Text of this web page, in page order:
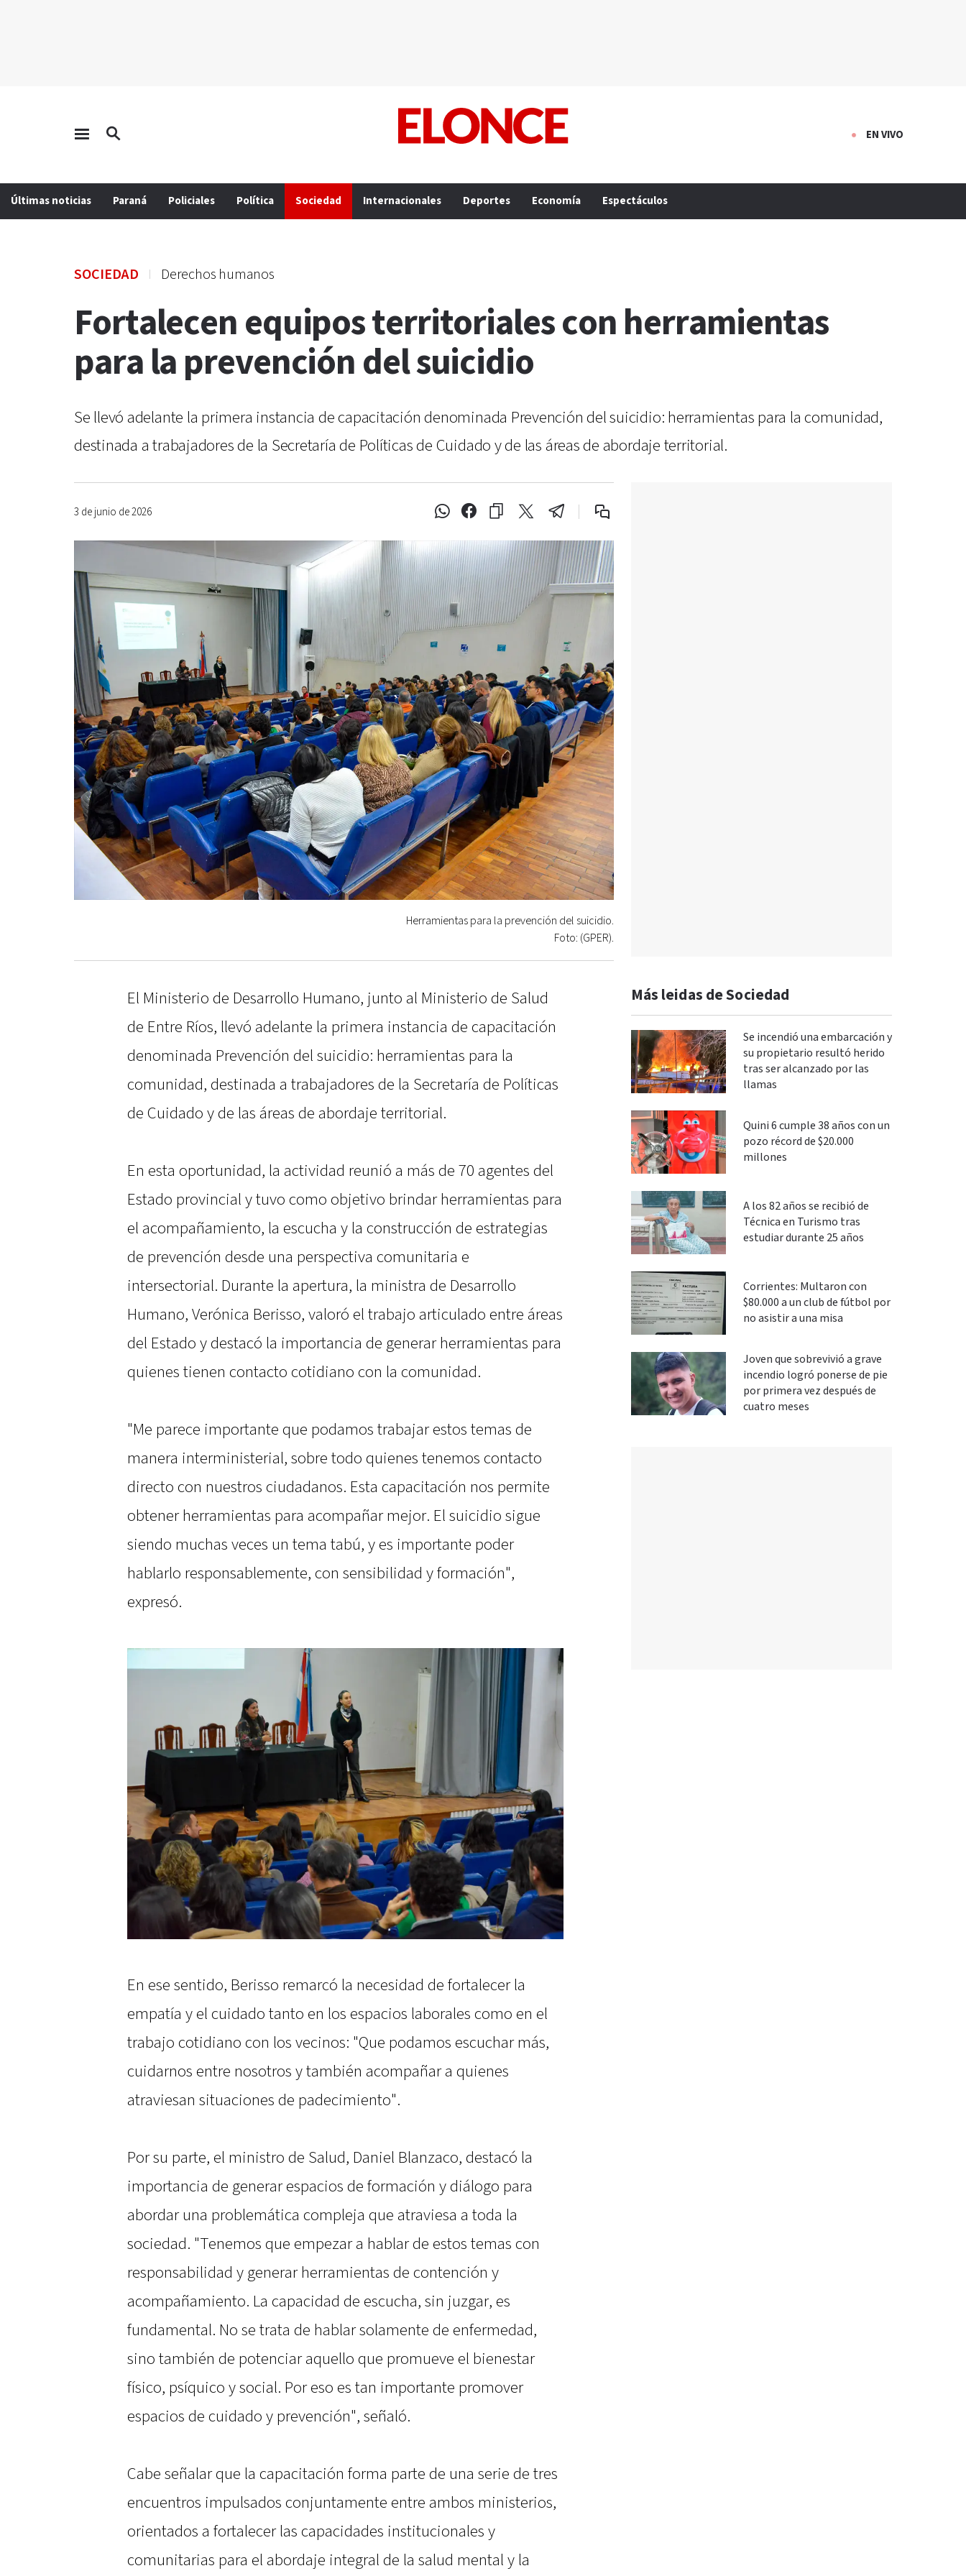
EN VIVO
Últimas noticias Paraná Policiales Política Sociedad Internacionales Deportes Economía Espectáculos
SOCIEDAD Derechos humanos
Fortalecen equipos territoriales con herramientas
para la prevención del suicidio
Se llevó adelante la primera instancia de capacitación denominada Prevención del suicidio: herramientas para la comunidad,
destinada a trabajadores de la Secretaría de Políticas de Cuidado y de las áreas de abordaje territorial.
3 de junio de 2026
Herramientas para la prevención del suicidio.
Foto: (GPER).
El Ministerio de Desarrollo Humano, junto al Ministerio de Salud
de Entre Ríos, llevó adelante la primera instancia de capacitación
denominada Prevención del suicidio: herramientas para la
comunidad, destinada a trabajadores de la Secretaría de Políticas
de Cuidado y de las áreas de abordaje territorial.
En esta oportunidad, la actividad reunió a más de 70 agentes del
Estado provincial y tuvo como objetivo brindar herramientas para
el acompañamiento, la escucha y la construcción de estrategias
de prevención desde una perspectiva comunitaria e
intersectorial. Durante la apertura, la ministra de Desarrollo
Humano, Verónica Berisso, valoró el trabajo articulado entre áreas
del Estado y destacó la importancia de generar herramientas para
quienes tienen contacto cotidiano con la comunidad.
"Me parece importante que podamos trabajar estos temas de
manera interministerial, sobre todo quienes tenemos contacto
directo con nuestros ciudadanos. Esta capacitación nos permite
obtener herramientas para acompañar mejor. El suicidio sigue
siendo muchas veces un tema tabú, y es importante poder
hablarlo responsablemente, con sensibilidad y formación",
expresó.
En ese sentido, Berisso remarcó la necesidad de fortalecer la
empatía y el cuidado tanto en los espacios laborales como en el
trabajo cotidiano con los vecinos: "Que podamos escuchar más,
cuidarnos entre nosotros y también acompañar a quienes
atraviesan situaciones de padecimiento".
Por su parte, el ministro de Salud, Daniel Blanzaco, destacó la
importancia de generar espacios de formación y diálogo para
abordar una problemática compleja que atraviesa a toda la
sociedad. "Tenemos que empezar a hablar de estos temas con
responsabilidad y generar herramientas de contención y
acompañamiento. La capacidad de escucha, sin juzgar, es
fundamental. No se trata de hablar solamente de enfermedad,
sino también de potenciar aquello que promueve el bienestar
físico, psíquico y social. Por eso es tan importante promover
espacios de cuidado y prevención", señaló.
Cabe señalar que la capacitación forma parte de una serie de tres
encuentros impulsados conjuntamente entre ambos ministerios,
orientados a fortalecer las capacidades institucionales y
comunitarias para el abordaje integral de la salud mental y la
Más leidas de Sociedad
Se incendió una embarcación y
su propietario resultó herido
tras ser alcanzado por las
llamas
Quini 6 cumple 38 años con un
pozo récord de $20.000
millones
A los 82 años se recibió de
Técnica en Turismo tras
estudiar durante 25 años
Corrientes: Multaron con
$80.000 a un club de fútbol por
no asistir a una misa
Joven que sobrevivió a grave
incendio logró ponerse de pie
por primera vez después de
cuatro meses